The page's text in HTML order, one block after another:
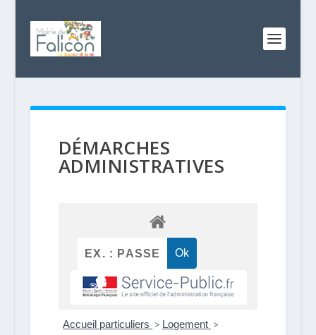
DÉMARCHES
ADMINISTRATIVES
Accueil particuliers > Logement >